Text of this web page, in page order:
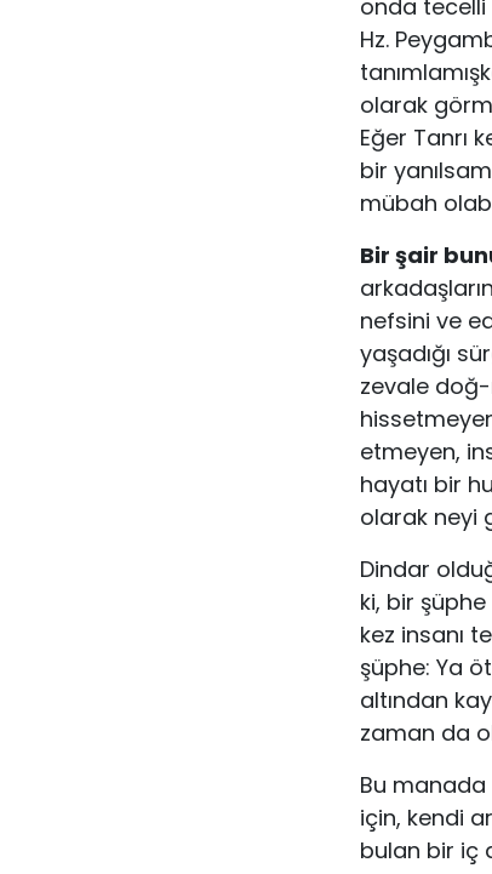
onda tecelli
Hz.
olarak
Eğer Tanrı
bir
mübah
Bir şair
nef­sini ve
yaşadığı
zevale doğ-
etmeyen,
hayatı bir
olarak neyi
Dindar
ki, bir
kez insanı
şüphe: Ya
altından
zaman da
Bu
için, kendi
bulan bir iç